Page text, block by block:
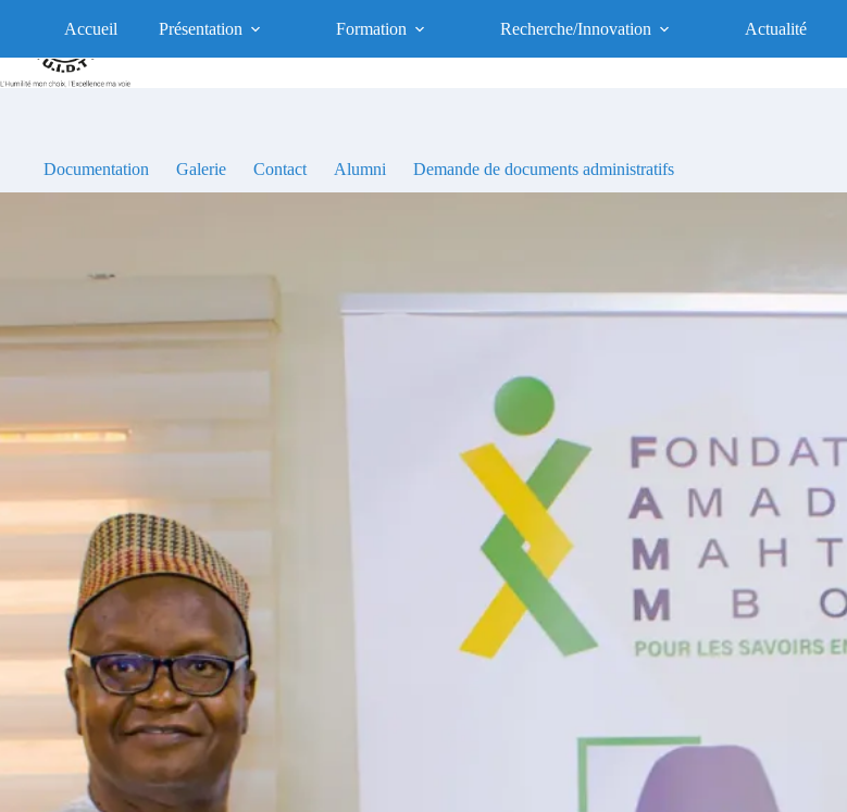
UFR des Sciences de la Santé
UFR d'Excellence, Socialement Responsable
Accueil Présentation Formation Recherche/Innovation Actualité
Documentation Galerie Contact Alumni Demande de documents administratifs